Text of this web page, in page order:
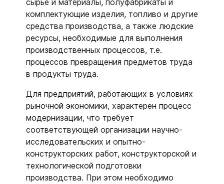
сырье и материалы, полуфабрикаты и
комплектующие изделия, топливо и другие
средства производства, а также людские
ресурсы, необходимые для выполнения
производственных процессов, т.е.
процессов превращения предметов труда
в продукты труда.
Для предприятий, работающих в условиях
рыночной экономики, характерен процесс
модернизации, что требует
соответствующей организации научно-
исследовательских и опытно-
конструкторских работ, конструкторской и
технологической подготовки
производства. При этом необходимо